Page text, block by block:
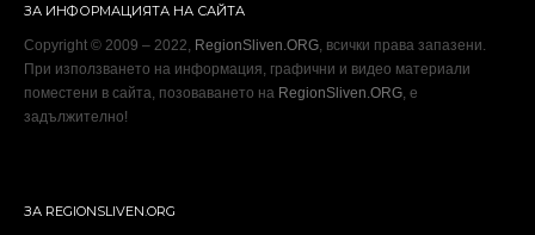
ЗА ИНФОРМАЦИЯТА НА САЙТА
Copyright © 2009 – 2022, RegionSliven.ORG, всички права запазени.
При използването на информация, графични и видео материали
поместени в сайта, позоваването на RegionSliven.ORG, е
задължително!
ЗА REGIONSLIVEN.ORG